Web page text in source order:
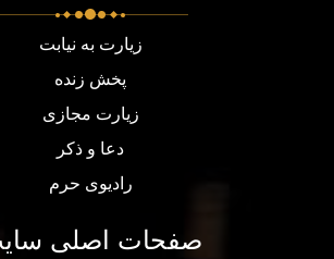
زیارت به نیابت
پخش زنده
زیارت مجازی
دعا و ذکر
رادیوی حرم
صفحات اصلی